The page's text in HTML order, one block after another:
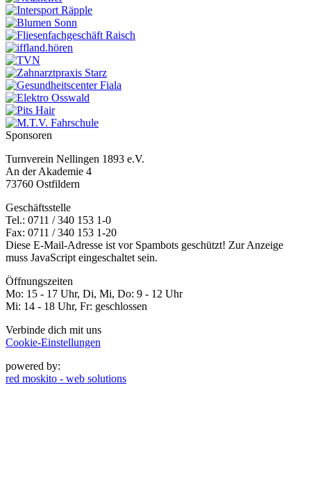
Sponsoren
Turnverein Nellingen 1893 e.V.
An der Akademie 4
73760 Ostfildern
Geschäftsstelle
Tel.: 0711 / 340 153 1-0
Fax: 0711 / 340 153 1-20
Diese E-Mail-Adresse ist vor Spambots geschützt! Zur Anzeige
muss JavaScript eingeschaltet sein.
Öffnungszeiten
Mo: 15 - 17 Uhr, Di, Mi, Do: 9 - 12 Uhr
Mi: 14 - 18 Uhr, Fr: geschlossen
Verbinde dich mit uns
Cookie-Einstellungen
powered by:
red moskito - web solutions